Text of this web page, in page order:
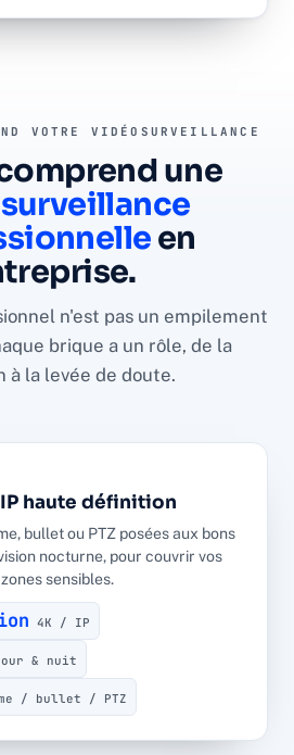
VOTRE VIDÉOSURVEILLANCE
une
en
n'est pas un empilement
brique a un rôle, de la
à la levée de doute.
haute définition
bullet ou PTZ posées aux bons
nocturne, pour couvrir vos
sensibles.
4K / IP
& nuit
/ bullet / PTZ